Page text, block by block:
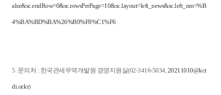
alse&sc.endRow=0&sc.rowsPerPage=10&sc.layout=left_news&sc.left_nm=%B
4%BA%BD%BA%26%B0%F8%C1%F6
5. 문의처 : 한국관세무역개발원 경영지원실(02-3416-5034,20211010@kct
di.or.kr)